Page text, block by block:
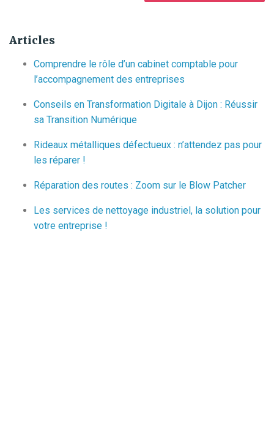
Articles
Comprendre le rôle d’un cabinet comptable pour
l’accompagnement des entreprises
Conseils en Transformation Digitale à Dijon : Réussir
sa Transition Numérique
Rideaux métalliques défectueux : n’attendez pas pour
les réparer !
Réparation des routes : Zoom sur le Blow Patcher
Les services de nettoyage industriel, la solution pour
votre entreprise !